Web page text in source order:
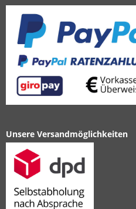
Unsere Versandmöglichkeiten